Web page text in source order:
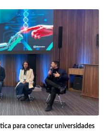
para conectar universidades